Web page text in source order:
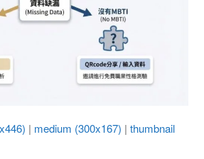
| medium (300x167) |thumbnail